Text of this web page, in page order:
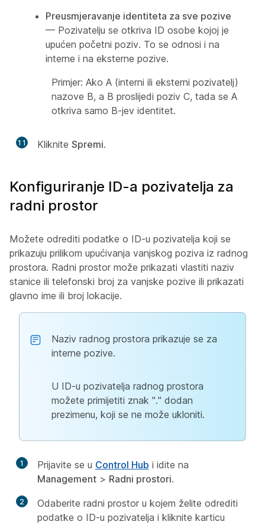
Preusmjeravanje identiteta za sve pozive
— Pozivatelju se otkriva ID osobe kojoj je
upućen početni poziv. To se odnosi i na
interne i na eksterne pozive.
Primjer: Ako A (interni ili eksterni pozivatelj)
nazove B, a B proslijedi poziv C, tada se A
otkriva samo B-jev identitet.
11 Kliknite Spremi.
Konfiguriranje ID-a pozivatelja za
radni prostor
Možete odrediti podatke o ID-u pozivatelja koji se
prikazuju prilikom upućivanja vanjskog poziva iz radnog
prostora. Radni prostor može prikazati vlastiti naziv
stanice ili telefonski broj za vanjske pozive ili prikazati
glavno ime ili broj lokacije.
Naziv radnog prostora prikazuje se za
interne pozive.
U ID-u pozivatelja radnog prostora
možete primijetiti znak "." dodan
prezimenu, koji se ne može ukloniti.
1 Prijavite se u Control Hub i idite na
Management > Radni prostori.
2
Odaberite radni prostor u kojem želite odrediti
podatke o ID-u pozivatelja i kliknite karticu